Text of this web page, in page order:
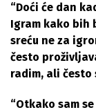
“Doći će dan
Igram kako bih
sreću ne za
često
radim, ali često
“Otkako sam